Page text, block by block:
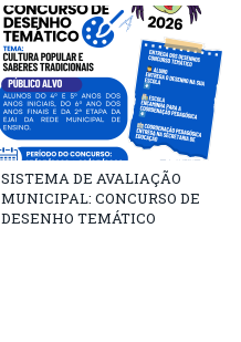
SISTEMA DE AVALIAÇÃO
MUNICIPAL: CONCURSO DE
DESENHO TEMÁTICO